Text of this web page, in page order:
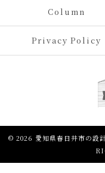
Column
Privacy Policy
© 2026 愛知県春日井市の設